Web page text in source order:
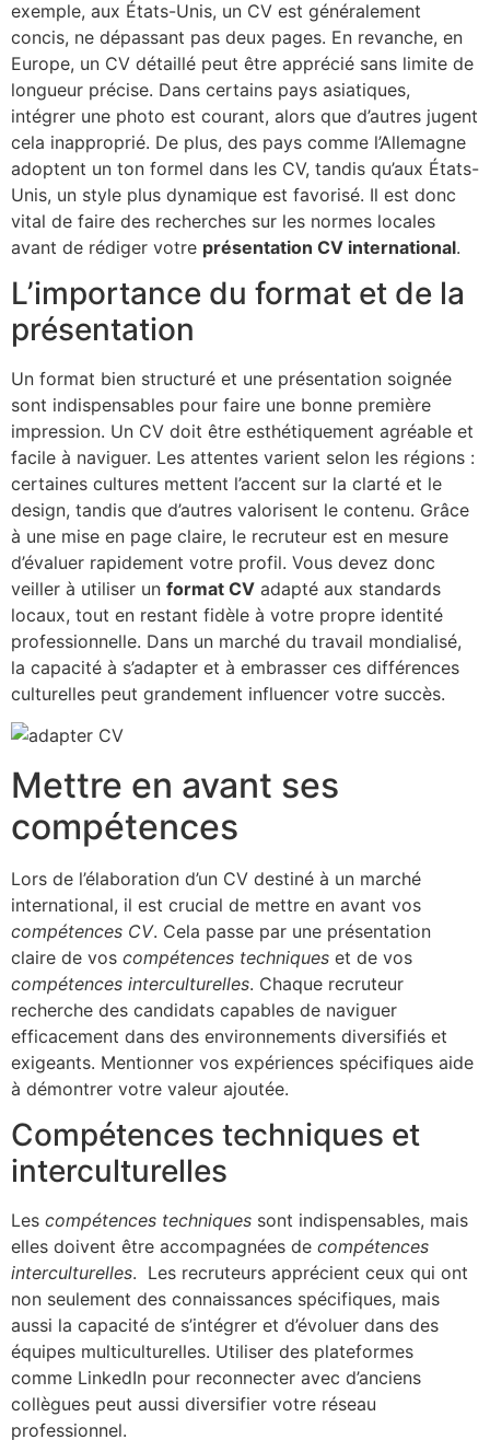
exemple, aux États-Unis, un CV est généralement
concis, ne dépassant pas deux pages. En revanche, en
Europe, un CV détaillé peut être apprécié sans limite de
longueur précise. Dans certains pays asiatiques,
intégrer une photo est courant, alors que d’autres jugent
cela inapproprié. De plus, des pays comme l’Allemagne
adoptent un ton formel dans les CV, tandis qu’aux États-
Unis, un style plus dynamique est favorisé. Il est donc
vital de faire des recherches sur les normes locales
avant de rédiger votre présentation CV international.
L’importance du format et de la
présentation
Un format bien structuré et une présentation soignée
sont indispensables pour faire une bonne première
impression. Un CV doit être esthétiquement agréable et
facile à naviguer. Les attentes varient selon les régions :
certaines cultures mettent l’accent sur la clarté et le
design, tandis que d’autres valorisent le contenu. Grâce
à une mise en page claire, le recruteur est en mesure
d’évaluer rapidement votre profil. Vous devez donc
veiller à utiliser un format CV adapté aux standards
locaux, tout en restant fidèle à votre propre identité
professionnelle. Dans un marché du travail mondialisé,
la capacité à s’adapter et à embrasser ces différences
culturelles peut grandement influencer votre succès.
Mettre en avant ses
compétences
Lors de l’élaboration d’un CV destiné à un marché
international, il est crucial de mettre en avant vos
compétences CV. Cela passe par une présentation
claire de vos compétences techniques et de vos
compétences interculturelles. Chaque recruteur
recherche des candidats capables de naviguer
efficacement dans des environnements diversifiés et
exigeants. Mentionner vos expériences spécifiques aide
à démontrer votre valeur ajoutée.
Compétences techniques et
interculturelles
Les compétences techniques sont indispensables, mais
elles doivent être accompagnées de compétences
interculturelles. Les recruteurs apprécient ceux qui ont
non seulement des connaissances spécifiques, mais
aussi la capacité de s’intégrer et d’évoluer dans des
équipes multiculturelles. Utiliser des plateformes
comme LinkedIn pour reconnecter avec d’anciens
collègues peut aussi diversifier votre réseau
professionnel.